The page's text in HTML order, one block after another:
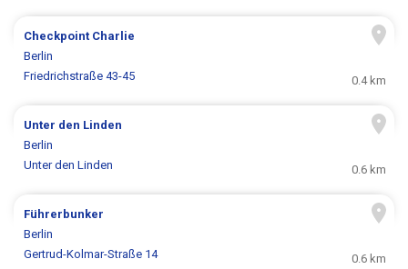
Checkpoint Charlie
Berlin
Friedrichstraße 43-45
0.4 km
Unter den Linden
Berlin
Unter den Linden
0.6 km
Führerbunker
Berlin
Gertrud-Kolmar-Straße 14
0.6 km